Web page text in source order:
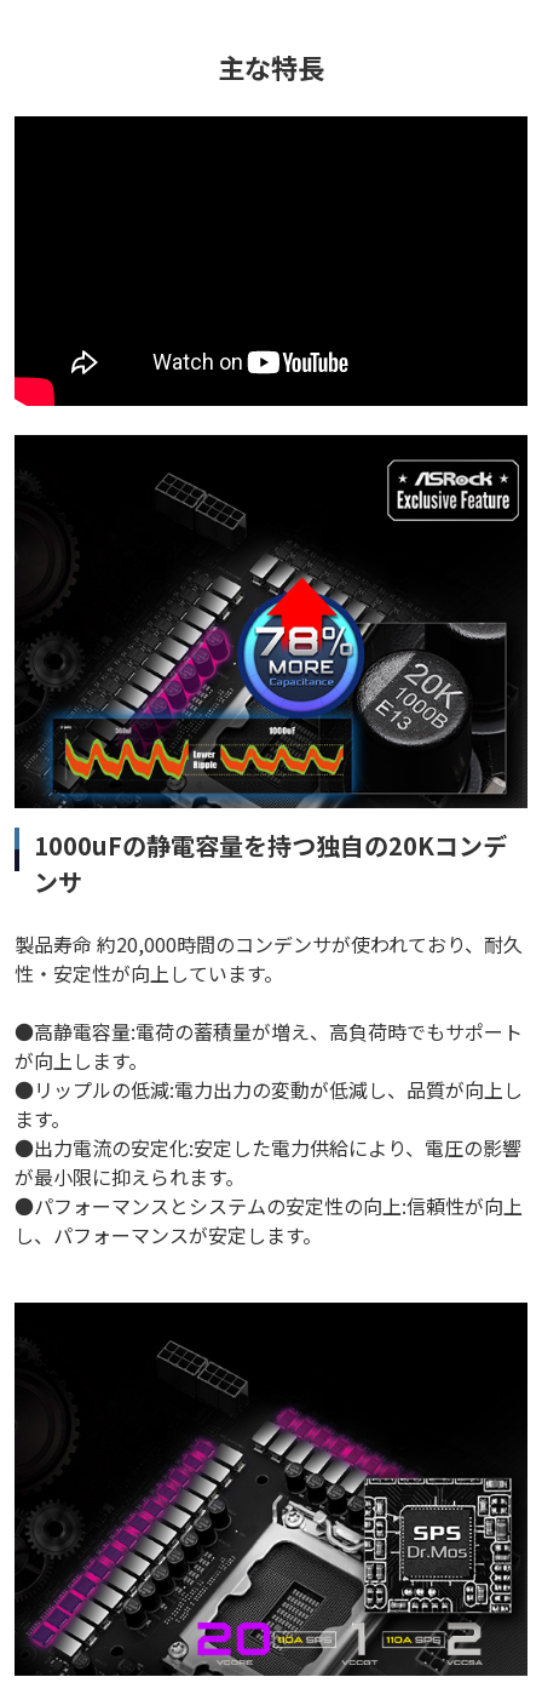
主な特長
1000uFの静電容量を持つ独自の20Kコンデ
ンサ
製品寿命 約20,000時間のコンデンサが使われており、耐久
性・安定性が向上しています。
●高静電容量:電荷の蓄積量が増え、高負荷時でもサポート
が向上します。
●リップルの低減:電力出力の変動が低減し、品質が向上し
ます。
●出力電流の安定化:安定した電力供給により、電圧の影響
が最小限に抑えられます。
●パフォーマンスとシステムの安定性の向上:信頼性が向上
し、パフォーマンスが安定します。